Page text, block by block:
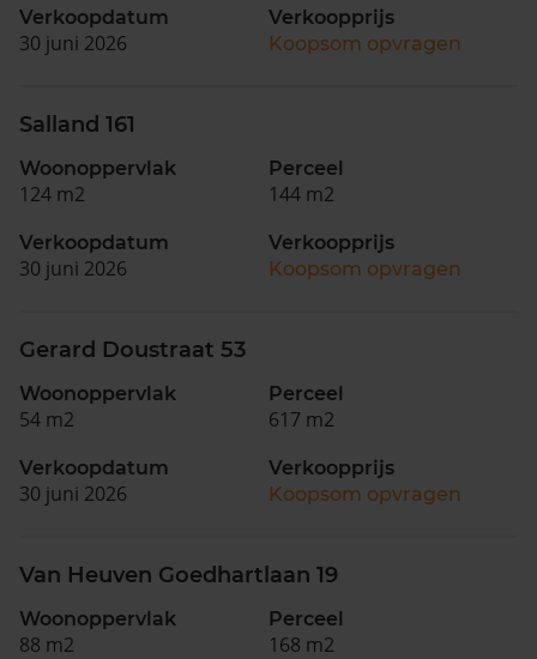
Verkoopdatum
30 juni 2026
Verkoopprijs
Koopsom opvragen
Salland 161
Woonoppervlak
124 m2
Perceel
144 m2
Verkoopdatum
30 juni 2026
Verkoopprijs
Koopsom opvragen
Gerard Doustraat 53
Woonoppervlak
54 m2
Perceel
617 m2
Verkoopdatum
30 juni 2026
Verkoopprijs
Koopsom opvragen
Van Heuven Goedhartlaan 19
Woonoppervlak
88 m2
Perceel
168 m2